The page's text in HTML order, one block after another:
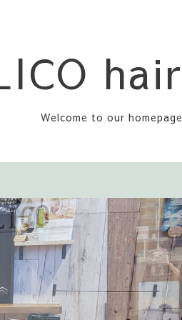
hair
Welcome to our homepage